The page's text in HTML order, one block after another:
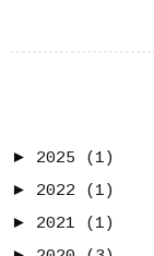
► 2025
(1)
► 2022
(1)
► 2021
(1)